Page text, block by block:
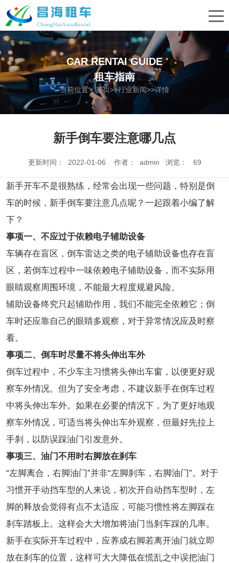
CAR RENTAI GUIDE
租车指南
当前位置：首页>>行业新闻>>详情
新手倒车要注意哪几点
更新时间： 2022-01-06 作者： admin 浏览： 69
新手开车不是很熟练，经常会出现一些问题，特别是倒
车的时候，新手倒车要注意几点呢？一起跟着小编了解
下？
事项一、不应过于依赖电子辅助设备
车辆存在盲区，倒车雷达之类的电子辅助设备也存在盲
区，若倒车过程中一味依赖电子辅助设备，而不实际用
眼睛观察周围环境，不能最大程度规避风险。
辅助设备终究只起辅助作用，我们不能完全依赖它；倒
车时还应靠自己的眼睛多观察，对于异常情况应及时察
看。
事项二、倒车时尽量不将头伸出车外
倒车过程中，不少车主习惯将头伸出车窗，以便更好观
察车外情况。但为了安全考虑，不建议新手在倒车过程
中将头伸出车外。如果在必要的情况下，为了更好地观
察车外情况，可适当将头伸出车外观察，但最好先拉上
手刹，以防误踩油门引发意外。
事项三、油门不用时右脚放在刹车
“左脚离合，右脚油门”并非“左脚刹车，右脚油门”。对于
习惯开手动挡车型的人来说，初次开自动挡车型时，左
脚的释放会觉得有点不太适应，可能习惯性将左脚踩在
刹车踏板上。这样会大大增加将油门当刹车踩的几率。
新手在实际开车过程中，应养成右脚若离开油门就立即
放在刹车的位置，这样可大大降低在慌乱之中误把油门